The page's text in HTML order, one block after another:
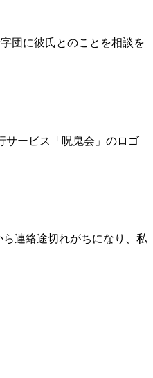
団に彼氏とのことを相談を
サービス「呪鬼会」のロゴ
連絡途切れがちになり、私